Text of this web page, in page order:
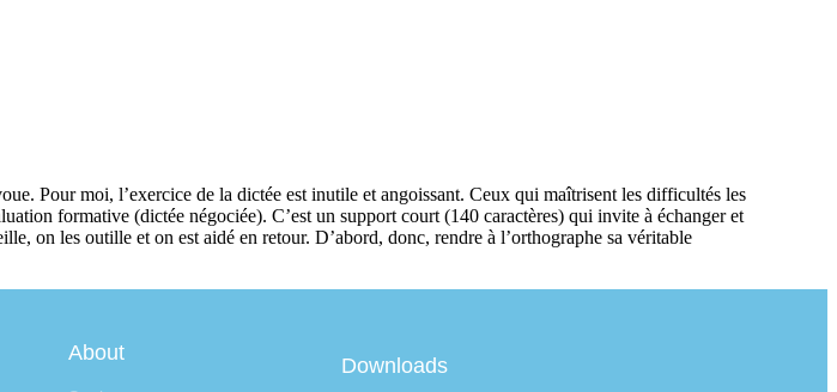
Pour moi, l’exercice de la dictée est inutile et angoissant. Ceux qui maîtrisent les difficultés les
formative (dictée négociée). C’est un support court (140 caractères) qui invite à échanger et
on les outille et on est aidé en retour. D’abord, donc, rendre à l’orthographe sa véritable
About
Downloads